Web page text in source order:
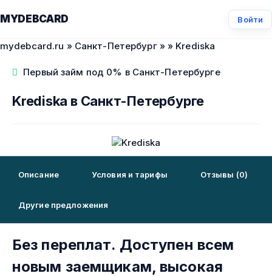
MYDEBCARD Войти
mydebcard.ru » Санкт-Петербург»» Krediska
Первый займ под 0% в Санкт-Петербурге
Krediska в Санкт-Петербурге
Описание Условия и тарифы Отзывы (0)
Другие предложения
Без переплат. Доступен всем
новым заемщикам, высокая